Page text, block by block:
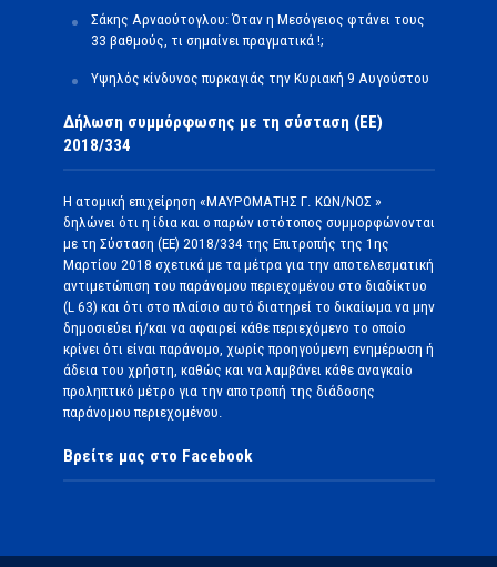
Σάκης Αρναούτογλου: Όταν η Μεσόγειος φτάνει τους
33 βαθμούς, τι σημαίνει πραγματικά !;
Υψηλός κίνδυνος πυρκαγιάς την Κυριακή 9 Αυγούστου
Δήλωση συμμόρφωσης με τη σύσταση (ΕΕ)
2018/334
Η ατομική επιχείρηση «ΜΑΥΡΟΜΑΤΗΣ Γ. ΚΩΝ/ΝΟΣ »
δηλώνει ότι η ίδια και ο παρών ιστότοπος συμμορφώνονται
με τη Σύσταση (ΕΕ) 2018/334 της Επιτροπής της 1ης
Μαρτίου 2018 σχετικά με τα μέτρα για την αποτελεσματική
αντιμετώπιση του παράνομου περιεχομένου στο διαδίκτυο
(L 63) και ότι στο πλαίσιο αυτό διατηρεί το δικαίωμα να μην
δημοσιεύει ή/και να αφαιρεί κάθε περιεχόμενο το οποίο
κρίνει ότι είναι παράνομο, χωρίς προηγούμενη ενημέρωση ή
άδεια του χρήστη, καθώς και να λαμβάνει κάθε αναγκαίο
προληπτικό μέτρο για την αποτροπή της διάδοσης
παράνομου περιεχομένου.
Βρείτε μας στο Facebook